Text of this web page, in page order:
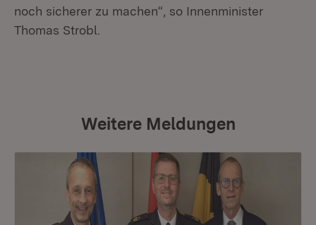
noch sicherer zu machen“, so Innenminister
Thomas Strobl.
Weitere Meldungen